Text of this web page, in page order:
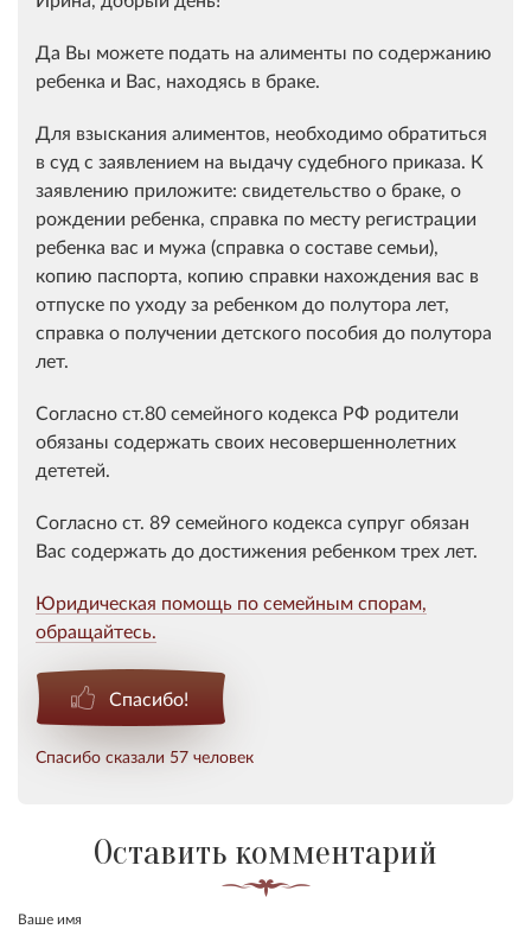
Да Вы можете подать на алименты по содержанию
ребенка и Вас, находясь в браке.
Для взыскания алиментов, необходимо обратиться
в суд с заявлением на выдачу судебного приказа. К
заявлению приложите: свидетельство о браке, о
рождении ребенка, справка по месту регистрации
ребенка вас и мужа (справка о составе семьи),
копию паспорта, копию справки нахождения вас в
отпуске по уходу за ребенком до полутора лет,
справка о получении детского пособия до полутора
лет.
Согласно ст.80 семейного кодекса РФ родители
обязаны содержать своих несовершеннолетних
дететей.
Согласно ст. 89 семейного кодекса супруг обязан
Вас содержать до достижения ребенком трех лет.
Юридическая помощь по семейным спорам,
обращайтесь.
Спасибо!
Спасибо сказали 57 человек
Оставить комментарий
Ваше имя